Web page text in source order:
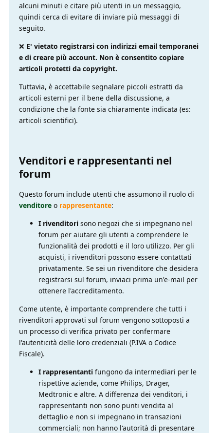
alcuni minuti e citare più utenti in un messaggio,
quindi cerca di evitare di inviare più messaggi di
seguito.
❌ E' vietato registrarsi con indirizzi email temporanei
e di creare più account. Non è consentito copiare
articoli protetti da copyright.
Tuttavia, è accettabile segnalare piccoli estratti da
articoli esterni per il bene della discussione, a
condizione che la fonte sia chiaramente indicata (es:
articoli scientifici).
Venditori e rappresentanti nel
forum
Questo forum include utenti che assumono il ruolo di
venditore o rappresentante:
I rivenditori sono negozi che si impegnano nel
forum per aiutare gli utenti a comprendere le
funzionalità dei prodotti e il loro utilizzo. Per gli
acquisti, i rivenditori possono essere contattati
privatamente. Se sei un rivenditore che desidera
registrarsi sul forum, inviaci prima un'e-mail per
ottenere l'accreditamento.
Come utente, è importante comprendere che tutti i
rivenditori approvati sul forum vengono sottoposti a
un processo di verifica privato per confermare
l'autenticità delle loro credenziali (P.IVA o Codice
Fiscale).
I rappresentanti fungono da intermediari per le
rispettive aziende, come Philips, Drager,
Medtronic e altre. A differenza dei venditori, i
rappresentanti non sono punti vendita al
dettaglio e non si impegnano in transazioni
commerciali; non hanno l'autorità di presentare